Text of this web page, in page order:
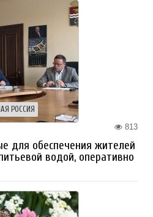
РОССИЯ
813
для обеспечения жителей
водой, оперативно